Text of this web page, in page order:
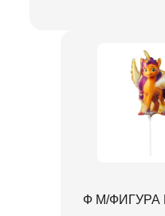
Ф М/ФИГУРА